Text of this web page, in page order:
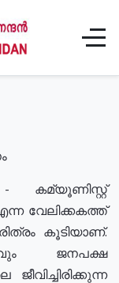
- കമ്യൂണിസ്റ്റ്
വേലിക്കകത്ത്
കൂടിയാണ്.
ജനപക്ഷ